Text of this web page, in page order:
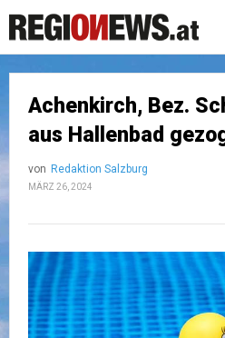
Achenkirch, Bez.
aus Hallenbad
von Redaktion Salzburg
MÄRZ 26, 2024